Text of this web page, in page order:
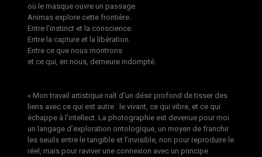
où le masque ouvre un passage.
Animas explore cette frontière.
Entre l’instinct et la conscience.
Entre la capture et la libération.
Entre ce que nous montrons
et ce qui, en nous, demeure indompté.
« Mon travail artistique naît d’un désir profond de tisser des
liens avec ce qui est autre : le vivant, ce qui vibre, et ce qui
échappe à l’intellect. La photographie est devenue pour moi
un langage d’exploration ontologique, un moyen de franchir
les seuils entre le tangible et l’invisible, non pour reproduire le
réel, mais pour raviver une connexion avec un principe